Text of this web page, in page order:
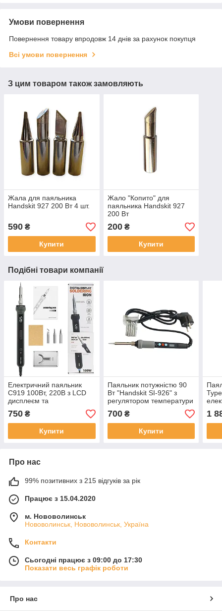
Умови повернення
Повернення товару впродовж 14 днів за рахунок покупця
Всі умови повернення
З цим товаром також замовляють
Жала для паяльника
Handskit 927 200 Вт 4 шт.
590 ₴
Купити
Жало "Копито" для
паяльника Handskit 927
200 Вт
200₴
Купити
Подібні товари компанії
Електричний паяльник
C919 100Вт, 220В з LCD
дисплеєм та
температури 180–520°C з
додатковими жалами
750 ₴
Купити
Паяльник потужністю 90
Вт "Handskit SI-926" з
регулятором температури
змінних жал 5 шт.)
700₴
Купити
1
Про нас
99% позитивних з 215 відгуків за рік
Працює з 15.04.2020
м. Нововолинськ
Нововолинськ, Нововолинськ, Україна
Контакти
Сьогодні працює з 09:00 до 17:30
Показати весь графік роботи
Про нас